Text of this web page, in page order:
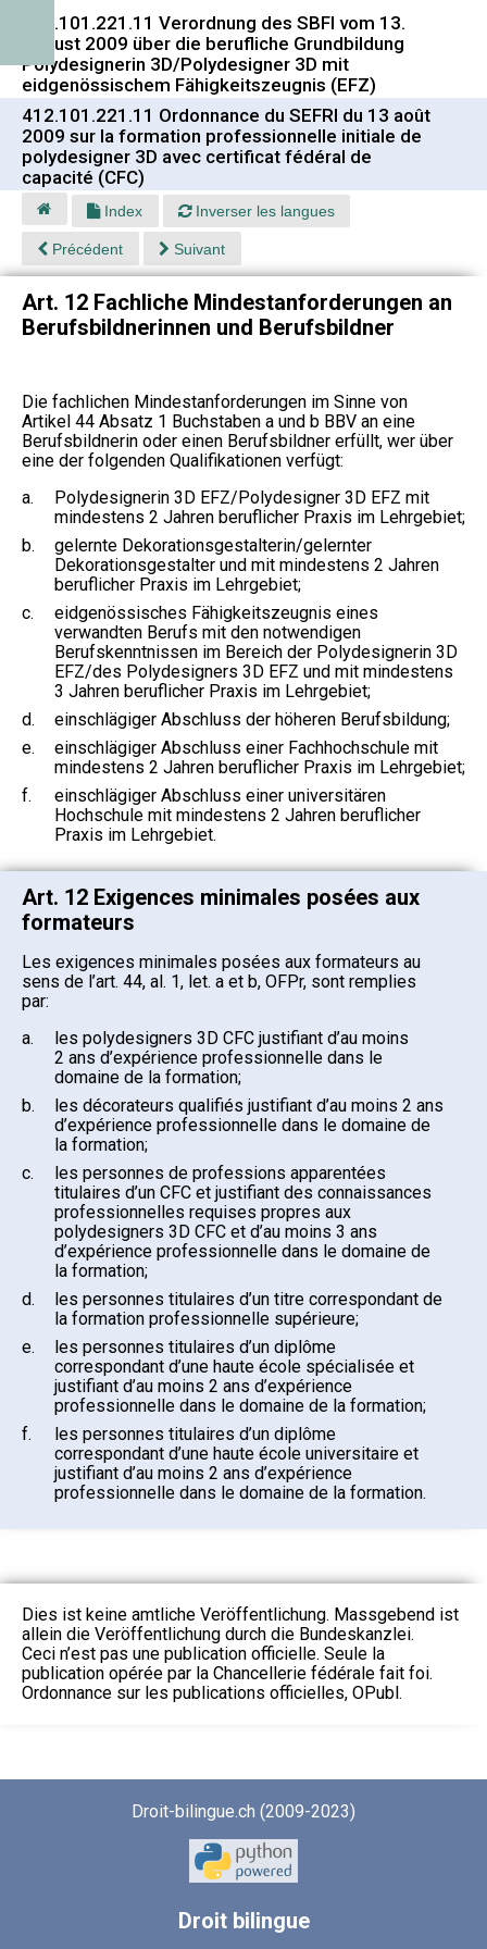
412.101.221.11 Verordnung des SBFI vom 13.
August 2009 über die berufliche Grundbildung
Polydesignerin 3D/Polydesigner 3D mit
eidgenössischem Fähigkeitszeugnis (EFZ)
412.101.221.11 Ordonnance du SEFRI du 13 août
2009 sur la formation professionnelle initiale de
polydesigner 3D avec certificat fédéral de
capacité (CFC)
Index Inverser les langues
Précédent Suivant
Art. 12 Fachliche Mindestanforderungen an
Berufsbildnerinnen und Berufsbildner
Die fachlichen Mindestanforderungen im Sinne von
Artikel 44 Absatz 1 Buchstaben a und b BBV an eine
Berufsbildnerin oder einen Berufsbildner erfüllt, wer über
eine der folgenden Qualifikationen verfügt:
a.
Polydesignerin 3D EFZ/Polydesigner 3D EFZ mit
mindestens 2 Jahren beruflicher Praxis im Lehrgebiet;
b.
gelernte Dekorationsgestalterin/gelernter
Dekorationsgestalter und mit mindestens 2 Jahren
beruflicher Praxis im Lehrgebiet;
c.
eidgenössisches Fähigkeitszeugnis eines
verwandten Berufs mit den notwendigen
Berufskenntnissen im Bereich der Polydesignerin 3D
EFZ/des Polydesigners 3D EFZ und mit mindestens
3 Jahren beruflicher Praxis im Lehrgebiet;
d.
einschlägiger Abschluss der höheren Berufsbildung;
e.
einschlägiger Abschluss einer Fachhochschule mit
mindestens 2 Jahren beruflicher Praxis im Lehrgebiet;
f.
einschlägiger Abschluss einer universitären
Hochschule mit mindestens 2 Jahren beruflicher
Praxis im Lehrgebiet.
Art. 12 Exigences minimales posées aux
formateurs
Les exigences minimales posées aux formateurs au
sens de l’art. 44, al. 1, let. a et b, OFPr, sont remplies
par:
a.
les polydesigners 3D CFC justifiant d’au moins
2 ans d’expérience professionnelle dans le
domaine de la formation;
b.
les décorateurs qualifiés justifiant d’au moins 2 ans
d’expérience professionnelle dans le domaine de
la formation;
c.
les personnes de professions apparentées
titulaires d’un CFC et justifiant des connaissances
professionnelles requises propres aux
polydesigners 3D CFC et d’au moins 3 ans
d’expérience professionnelle dans le domaine de
la formation;
d.
les personnes titulaires d’un titre correspondant de
la formation professionnelle supérieure;
e.
les personnes titulaires d’un diplôme
correspondant d’une haute école spécialisée et
justifiant d’au moins 2 ans d’expérience
professionnelle dans le domaine de la formation;
f.
les personnes titulaires d’un diplôme
correspondant d’une haute école universitaire et
justifiant d’au moins 2 ans d’expérience
professionnelle dans le domaine de la formation.
Dies ist keine amtliche Veröffentlichung. Massgebend ist
allein die Veröffentlichung durch die Bundeskanzlei.
Ceci n’est pas une publication officielle. Seule la
publication opérée par la Chancellerie fédérale fait foi.
Ordonnance sur les publications officielles, OPubl.
Droit-bilingue.ch (2009-2023)
Droitbilingue